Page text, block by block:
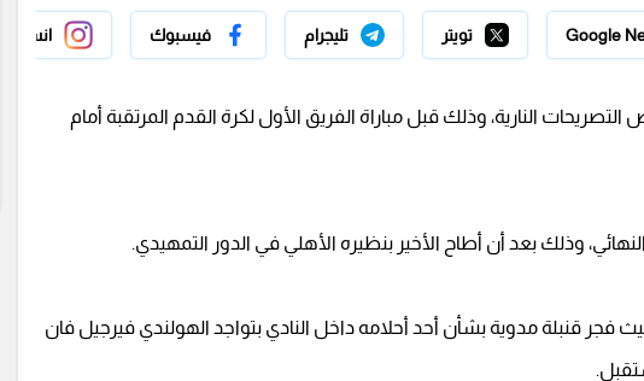
Google تويتر تليجرام فيسبوك انستجرام
النارية، وذلك قبل مباراة الفريق الأول لكرة القدم المرتقبة أمام
وذلك بعد أن أطاح الأخير بنظيره الأهلي في الدور التمهيدي.
فجر قنبلة مدوية بشأن أحد أحلامه داخل النادي بتواجد الهولندي فيرجيل فان